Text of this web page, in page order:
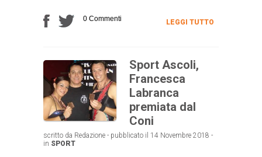
0 Commenti LEGGI TUTTO
Sport Ascoli,
Francesca
Labranca
premiata dal
Coni
scritto da Redazione - pubblicato il 14 Novembre 2018 -
in SPORT